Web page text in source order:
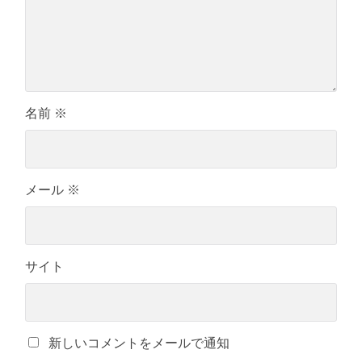
名前 ※
メール ※
サイト
新しいコメントをメールで通知